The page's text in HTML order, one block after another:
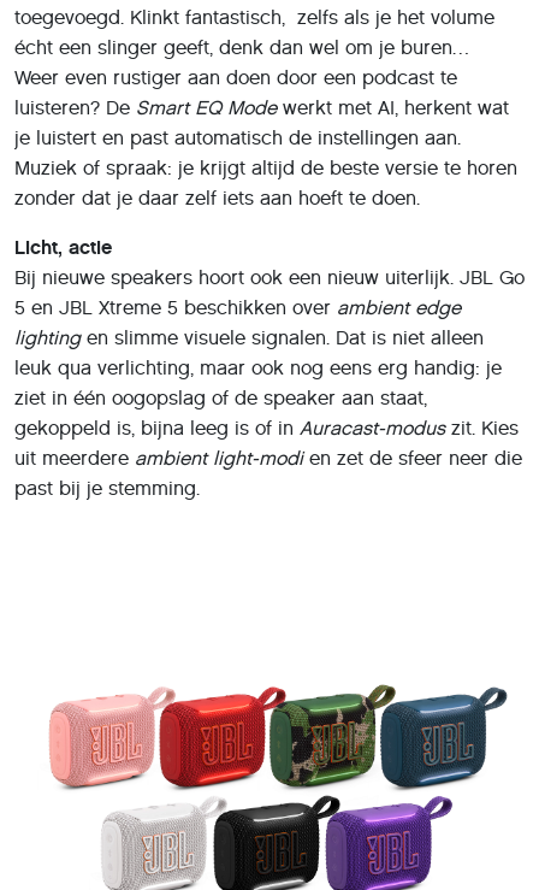
toegevoegd. Klinkt fantastisch, zelfs als je het volume
écht een slinger geeft, denk dan wel om je buren…
Weer even rustiger aan doen door een podcast te
luisteren? De Smart EQ Modewerkt met AI, herkent wat
je luistert en past automatisch de instellingen aan.
Muziek of spraak: je krijgt altijd de beste versie te horen
zonder dat je daar zelf iets aan hoeft te doen.
Licht, actie
Bij nieuwe speakers hoort ook een nieuw uiterlijk. JBL Go
5 en JBL Xtreme 5 beschikken over ambient edge
lightingen slimme visuele signalen. Dat is niet alleen
leuk qua verlichting, maar ook nog eens erg handig: je
ziet in één oogopslag of de speaker aan staat,
gekoppeld is, bijna leeg is of in Auracast-moduszit. Kies
uit meerdere ambient light-modien zet de sfeer neer die
past bij je stemming.